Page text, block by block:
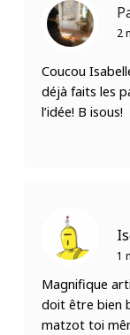
2
Coucou
déjà faits les
l’idée! B isous!
1
Magnifique
doit être bien
matzot toi